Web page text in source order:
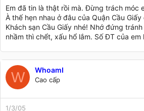
nhiên e muốn vẫn muốn hỏi một chút
thế nào cơ a?Không phải là 6h sáng đấy
To: Maco "....các bạn gái khi đăng ký thì
nhé!...."Rõ thật thà, nhưng e đọc lên thì
To:WhoamI:E cũng ở Cầu Giấy đây bác
thì bác ới e 1 tiếng để e đi cùng cho biết
giao lưu chia sẻ và biết đâu...eo ôi e chả
đâu.Hi hi!
To: Nguyen Tu Anh: Các anh em có lòng
bụng à? Riêng e cái khoản ăn uống e
mems WKT này!(?). Hãy mang đến cho
Em đã tin là thật rồi mà. Đừng trách móc
À thế hẹn nhau ở đâu của Quận Cầu
Khách sạn Cầu Giấy nhé! Nhớ đứng
nhầm thì chểt, xấu hổ lắm. Số ĐT của
W WhoamI
Cao cấp
1/3/05